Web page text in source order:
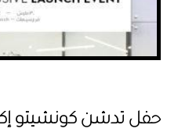
حفل تدشن كونشيتو